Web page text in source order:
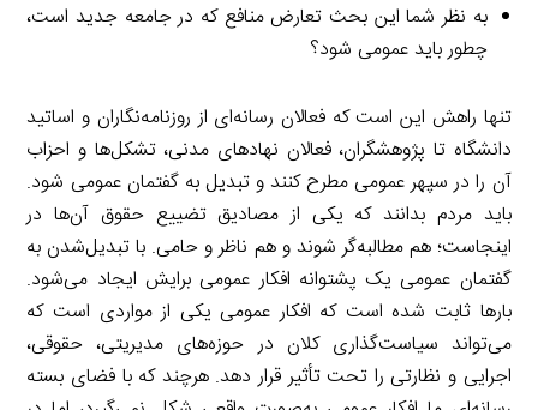
به نظر شما این بحث تعارض منافع که در جامعه جدید است،
چطور باید عمومی شود؟
تنها راهش این است که فعالان رسانه‌ای از روزنامه‌نگاران و اساتید
دانشگاه تا پژوهشگران، فعالان نهادهای مدنی، تشکل‌ها و احزاب
آن را در سپهر عمومی مطرح کنند و تبدیل به گفتمان عمومی شود.
باید مردم بدانند که یکی از مصادیق تضییع حقوق آن‌ها در
اینجاست؛ هم مطالبه‌گر شوند و هم ناظر و حامی. با تبدیل‌شدن به
گفتمان عمومی یک پشتوانه افکار عمومی برایش ایجاد می‌شود.
بارها ثابت شده است که افکار عمومی یکی از مواردی است که
می‌تواند سیاست‌گذاری کلان در حوزه‌های مدیریتی، حقوقی،
اجرایی و نظارتی را تحت تأثیر قرار دهد. هرچند که با فضای بسته